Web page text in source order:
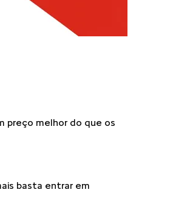
preço melhor do que os
basta entrar em